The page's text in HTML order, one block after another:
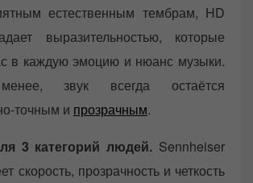
естественным тембрам, HD
выразительностью, которые
в каждую эмоцию и нюанс музыки.
звук всегда остаётся
точным и прозрачным.
3 категорий людей. Sennheiser
скорость, прозрачность и четкость